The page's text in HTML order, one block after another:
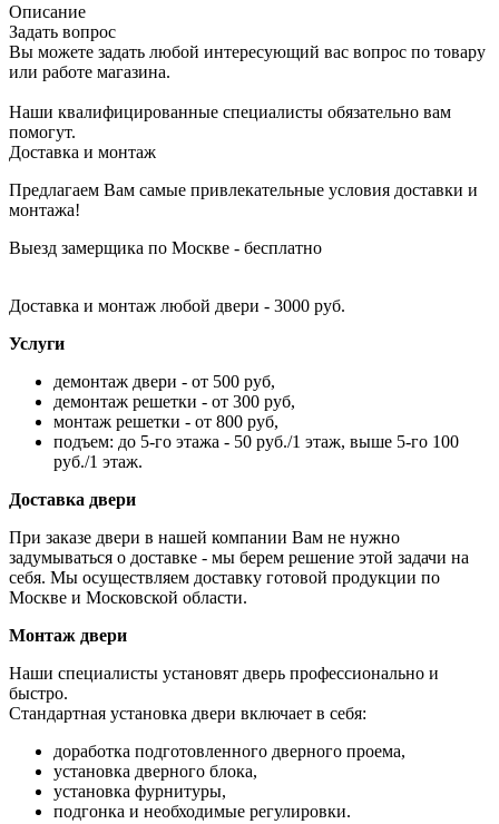
Описание
Задать вопрос
Вы можете задать любой интересующий вас вопрос по товару
или работе магазина.
Наши квалифицированные специалисты обязательно вам
помогут.
Доставка и монтаж
Предлагаем Вам самые привлекательные условия доставки и
монтажа!
Выезд замерщика по Москве - бесплатно
Доставка и монтаж любой двери - 3000 руб.
Услуги
демонтаж двери - от 500 руб,
демонтаж решетки - от 300 руб,
монтаж решетки - от 800 руб,
подъем: до 5-го этажа - 50 руб./1 этаж, выше 5-го 100
руб./1 этаж.
Доставка двери
При заказе двери в нашей компании Вам не нужно
задумываться о доставке - мы берем решение этой задачи на
себя. Мы осуществляем доставку готовой продукции по
Москве и Московской области.
Монтаж двери
Наши специалисты установят дверь профессионально и
быстро.
Стандартная установка двери включает в себя:
доработка подготовленного дверного проема,
установка дверного блока,
установка фурнитуры,
подгонка и необходимые регулировки.